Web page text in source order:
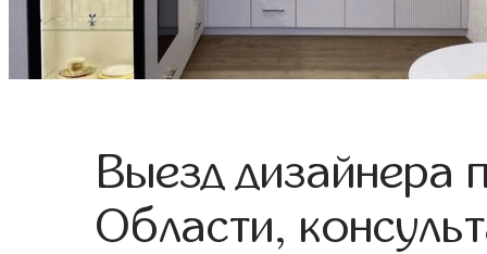
Выезд дизайнера
Области,